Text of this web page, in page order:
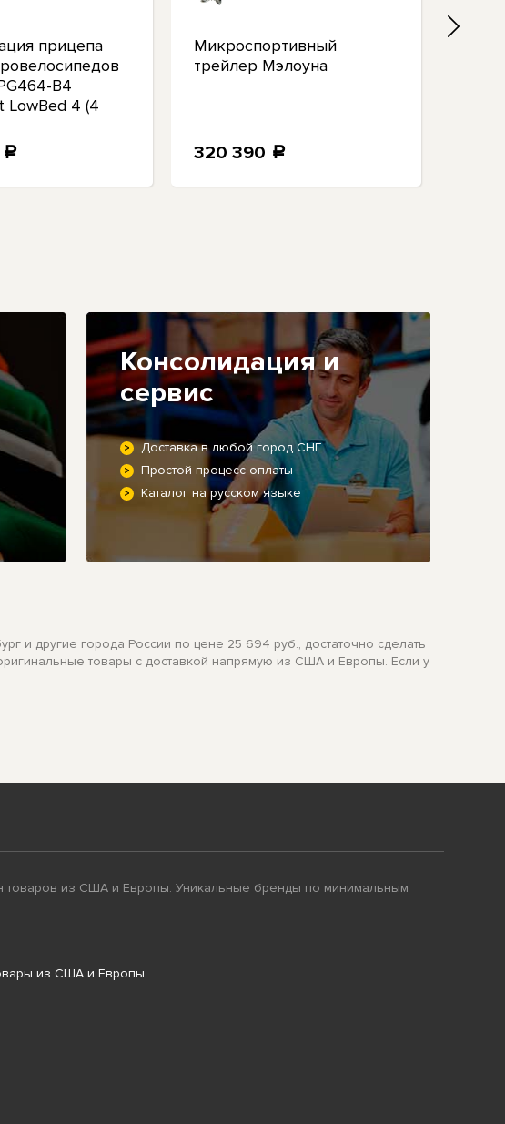
прицепа
B4
LowBed 4 (4
Kic
a
Микроспортивный
трейлер Мэлоуна
320 390 a
Консолидация и
сервис
Доставка в любой город СНГ
Простой процесс оплаты
Каталог на русском языке
и другие города России по цене 25 694 руб., достаточно сделать
товары с доставкой напрямую из США и Европы. Если у
товаров из США и Европы. Уникальные бренды по минимальным
из США и Европы